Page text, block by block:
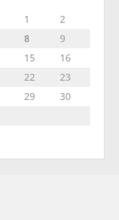
1
2
8
9
15
16
22
23
29
30